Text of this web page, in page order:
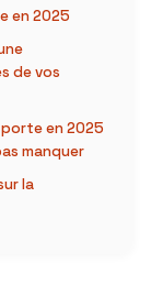
en 2025
de vos
en 2025
manquer
la